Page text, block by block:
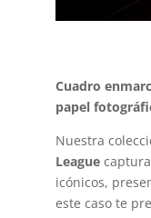
Cuadro
papel
Nuestra
Leaguecaptura
icónicos,
este caso te